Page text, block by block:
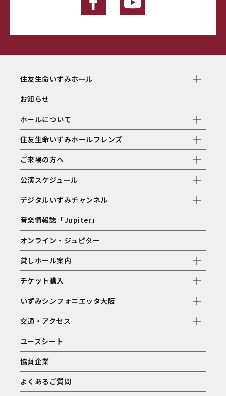
住友生命いずみホール
お知らせ
ホールについて
住友生命いずみホールフレンズ
ご来場の方へ
公演スケジュール
デジタルいずみチャンネル
音楽情報誌「Jupiter」
オンライン・ジュピター
貸しホール案内
チケット購入
いずみシンフォニエッタ大阪
交通・アクセス
ユースシート
協賛企業
よくあるご質問